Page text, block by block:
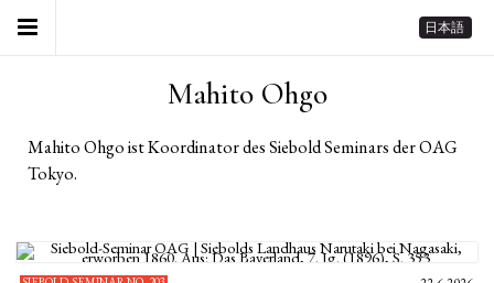
日本語
Mahito Ohgo
Mahito Ohgo ist Koordinator des Siebold Seminars der OAG
Tokyo.